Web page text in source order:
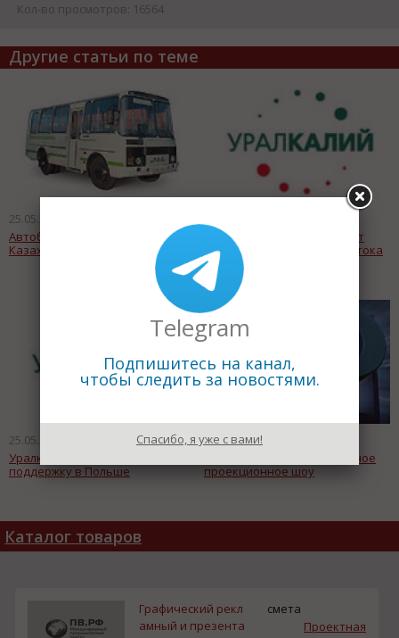
Кол-во просмотров: 16564
Другие статьи по теме
25.05.2011
Автобусы ПАЗ отправились в
Казахстан
На Уралтрубпроме сделают
конструкции для Владивостока
25.05.2011
Уралкалий и Сильвинит нашли
поддержку в Польше
25.05.2011
В Томске покажут уникальное
проекционное шоу
Каталог товаров
Графический рекл
амный и презента
смета
Проектная
Telegram
Подпишитесь на канал,
чтобы следить за новостями.
Спасибо, я уже с вами!